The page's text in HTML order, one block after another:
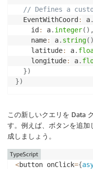
// Defines a
  EventWithCoord
: a.
    id
: a. integer( ) ,
    name
: a. string( )
    latitude
: a.
    longitude
: a.
})
})
この新しいクエリを Data
す。例えば、ボタンを追
成しましょう。
<button onClick={
TypeScript